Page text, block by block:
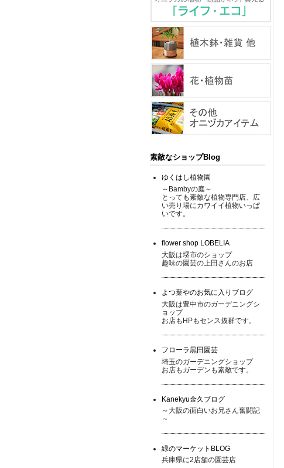
素敵なショップBlog
ゆくはし植物園
～Bambyの庭～
とっても素敵な植物専門店、広
い売り場にカワイイ植物いっぱ
いです。
flower shop LOBELIA
大阪は堺市のショップ
趣味の園芸の上田さんのお店
よつ葉やのお気に入りブログ
大阪は豊中市のガーデニングシ
ョップ
お店もHPもセンス抜群です。
フローラ黒田園芸
埼玉のガーデニングショップ
お店もガーデンも素敵です。
Kanekyu金久ブログ
～大阪の面白いお兄さん奮闘記
～
緑のマーケットBLOG
兵庫県に2店舗の園芸店